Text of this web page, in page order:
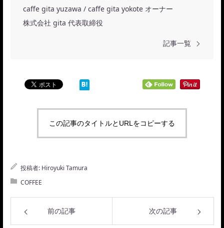
caffe gita yuzawa / caffe gita yokote オーナー
株式会社 gita 代表取締役
記事一覧
この記事のタイトルとURLをコピーする
投稿者: Hiroyuki Tamura
COFFEE
前の記事 次の記事